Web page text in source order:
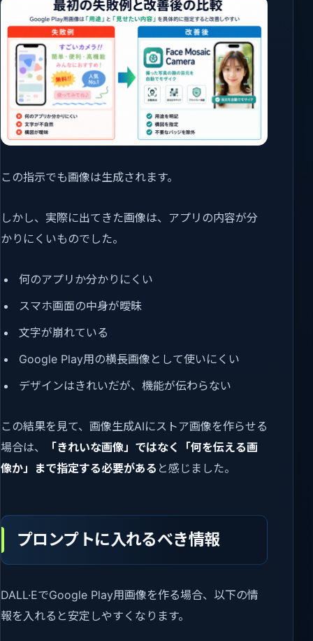
この指示でも画像は生成されます。
しかし、実際に出てきた画像は、アプリの内容が分
かりにくいものでした。
何のアプリか分かりにくい
スマホ画面の中身が曖昧
文字が崩れている
Google Play用の横長画像として使いにくい
デザインはきれいだが、機能が伝わらない
この結果を見て、画像生成AIにストア画像を作らせる
場合は、
「きれいな画像」ではなく「何を伝える画
像か」まで指定する必要がある と感じました。
プロンプトに入れるべき情報
DALL·EでGoogle Play用画像を作る場合、以下の情
報を入れると安定しやすくなります。